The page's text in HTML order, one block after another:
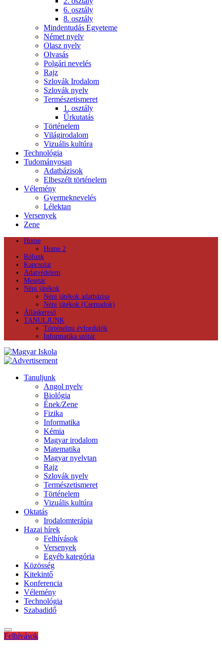
6. osztály
8. osztály
Mindentudás Egyeteme
Német nyelv
Olasz nyelv
Olvasás
Polgári nevelés
Rajz
Szlovák Irodalom
Szlovák nyelv
Természetismeret
1. osztály
Űrkutatás
Történelem
Világirodalom
Vizuális kultúra
Technológia
Tudományosan
Adatbázisok
Elbeszélt történelem
Vélemény
Gyermeknevelés
Lélektan
Versenyek
Zene
Home
Home 2
Rólunk
Kapcsolat
Adatvédelem
Mesetár
Népi játékok
Népi játékok adatbázisa
Népi játékok (Csemadok)
Álláskereső
TANULJUNK
Történelmi évfordulók
Informatika szótár
Tanuljunk
Angol nyelv
Biológia
Ének/Zene
Fizika
Informatika
Kémia
Magyar irodalom
Matematika
Magyar nyelvtan
Rajz
Szlovák nyelv
Természetismeret
Történelem
Vizuális kultúra
Oktatás
Irodalomterápia
Hazai hírek
Felhívások
Versenyek
Egyéb kategória
Közösség
Kitekintő
Konferencia
Vélemény
Technológia
Szabadidő
Felhívások